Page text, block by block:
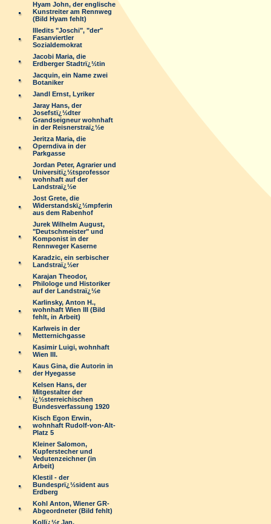
Hyam John, der englische
Kunstreiter am Rennweg
(Bild Hyam fehlt)
Illedits "Joschi", "der"
Fasanviertler
Sozialdemokrat
Jacobi Maria, die
Erdberger Stadtrï¿½tin
Jacquin, ein Name zwei
Botaniker
Jandl Ernst, Lyriker
Jaray Hans, der
Josefstï¿½dter
Grandseigneur wohnhaft
in der Reisnerstraï¿½e
Jeritza Maria, die
Operndiva in der
Parkgasse
Jordan Peter, Agrarier und
Universitï¿½tsprofessor
wohnhaft auf der
Landstraï¿½e
Jost Grete, die
Widerstandskï¿½mpferin
aus dem Rabenhof
Jurek Wilhelm August,
"Deutschmeister" und
Komponist in der
Rennweger Kaserne
Karadzic, ein serbischer
Landstraï¿½er
Karajan Theodor,
Philologe und Historiker
auf der Landstraï¿½e
Karlinsky, Anton H.,
wohnhaft Wien III (Bild
fehlt, in Arbeit)
Karlweis in der
Metternichgasse
Kasimir Luigi, wohnhaft
Wien III.
Kaus Gina, die Autorin in
der Hyegasse
Kelsen Hans, der
Mitgestalter der
ï¿½sterreichischen
Bundesverfassung 1920
Kisch Egon Erwin,
wohnhaft Rudolf-von-Alt-
Platz 5
Kleiner Salomon,
Kupferstecher und
Vedutenzeichner (in
Arbeit)
Klestil - der
Bundesprï¿½sident aus
Erdberg
Kohl Anton, Wiener GR-
Abgeordneter (Bild fehlt)
Kollï¿½r Jan,